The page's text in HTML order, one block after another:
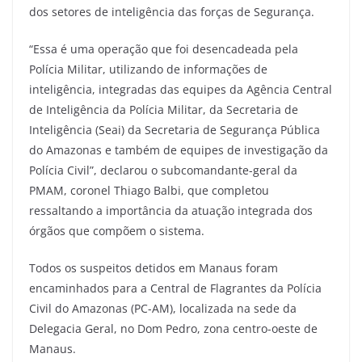
dos setores de inteligência das forças de Segurança.
“Essa é uma operação que foi desencadeada pela
Polícia Militar, utilizando de informações de
inteligência, integradas das equipes da Agência Central
de Inteligência da Polícia Militar, da Secretaria de
Inteligência (Seai) da Secretaria de Segurança Pública
do Amazonas e também de equipes de investigação da
Polícia Civil”, declarou o subcomandante-geral da
PMAM, coronel Thiago Balbi, que completou
ressaltando a importância da atuação integrada dos
órgãos que compõem o sistema.
Todos os suspeitos detidos em Manaus foram
encaminhados para a Central de Flagrantes da Polícia
Civil do Amazonas (PC-AM), localizada na sede da
Delegacia Geral, no Dom Pedro, zona centro-oeste de
Manaus.